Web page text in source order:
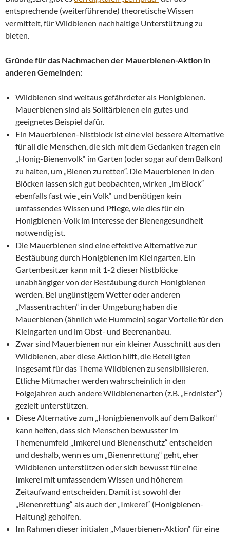
entsprechende (weiterführende) theoretische Wissen
vermittelt, für Wildbienen nachhaltige Unterstützung zu
bieten.
Gründe für das Nachmachen der Mauerbienen-Aktion in
anderen Gemeinden:
Wildbienen sind weitaus gefährdeter als Honigbienen.
Mauerbienen sind als Solitärbienen ein gutes und
geeignetes Beispiel dafür.
Ein Mauerbienen-Nistblock ist eine viel bessere Alternative
für all die Menschen, die sich mit dem Gedanken tragen ein
„Honig-Bienenvolk“ im Garten (oder sogar auf dem Balkon)
zu halten, um „Bienen zu retten“. Die Mauerbienen in den
Blöcken lassen sich gut beobachten, wirken „im Block“
ebenfalls fast wie „ein Volk“ und benötigen kein
umfassendes Wissen und Pflege, wie dies für ein
Honigbienen-Volk im Interesse der Bienengesundheit
notwendig ist.
Die Mauerbienen sind eine effektive Alternative zur
Bestäubung durch Honigbienen im Kleingarten. Ein
Gartenbesitzer kann mit 1-2 dieser Nistblöcke
unabhängiger von der Bestäubung durch Honigbienen
werden. Bei ungünstigem Wetter oder anderen
„Massentrachten“ in der Umgebung haben die
Mauerbienen (ähnlich wie Hummeln) sogar Vorteile für den
Kleingarten und im Obst- und Beerenanbau.
Zwar sind Mauerbienen nur ein kleiner Ausschnitt aus den
Wildbienen, aber diese Aktion hilft, die Beteiligten
insgesamt für das Thema Wildbienen zu sensibilisieren.
Etliche Mitmacher werden wahrscheinlich in den
Folgejahren auch andere Wildbienenarten (z.B. „Erdnister“)
gezielt unterstützen.
Diese Alternative zum „Honigbienenvolk auf dem Balkon“
kann helfen, dass sich Menschen bewusster im
Themenumfeld „Imkerei und Bienenschutz“ entscheiden
und deshalb, wenn es um „Bienenrettung“ geht, eher
Wildbienen unterstützen oder sich bewusst für eine
Imkerei mit umfassendem Wissen und höherem
Zeitaufwand entscheiden. Damit ist sowohl der
„Bienenrettung“ als auch der „Imkerei“ (Honigbienen-
Haltung) geholfen.
Im Rahmen dieser initialen „Mauerbienen-Aktion“ für eine